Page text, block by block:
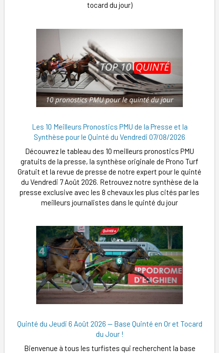
tocard du jour)
Les 10 Meilleurs Pronostics PMU de la Presse et la
Synthèse pour le Quinté du Vendredi 07/08/2026
Découvrez le tableau des 10 meilleurs pronostics PMU
gratuits de la presse, la synthèse originale de Prono Turf
Gratuit et la revue de presse de notre expert pour le quinté
du Vendredi 7 Août 2026. Retrouvez notre synthèse de la
presse exclusive avec les 8 chevaux les plus cités par les
meilleurs journalistes dans le quinté du jour
Quinté du Jeudi 6 Août 2026 — Base Quinté en Or et Tocard
du Jour !
Bienvenue à tous les turfistes qui recherchent la base